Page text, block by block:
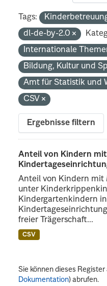
Tags:
dl-de-by-2.0
Internationale
Bildung, Kultur und
Amt für Statistik und
CSV
Ergebnisse filtern
Anteil von Kindern
Anteil von Kindern mit
unter
Kindergartenkindern
freier Trägerschaft...
CSV
Sie können dieses
Dokumentation) abrufen.